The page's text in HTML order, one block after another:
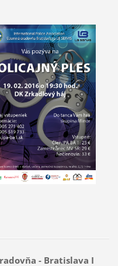
- Bratislava I